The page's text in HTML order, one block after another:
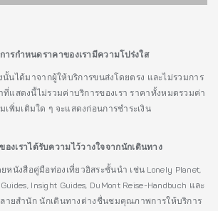
ารกำหนดราคาของเรามีความโปร่งใส
นได้มาจากผู้ให้บริการขนส่งโดยตรง และไม่รวมการ
ที่แสดงนี้ไม่รวมค่าบริการของเรา ราคาทั้งหมดรวมค่า
เพิ่มเติมใด ๆ จะแสดงก่อนการชำระเงิน
งเราได้รับความไว้วางใจจากนักเดินทาง
หนังสือคู่มือท่องเที่ยวอิสระชั้นนำ เช่น Lonely Planet,
Insight Guides, DuMont Reise-Handbuch และ
ลายสำนัก นักเดินทางต่างชื่นชมคุณภาพการให้บริการ